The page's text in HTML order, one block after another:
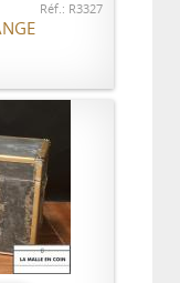
Réf.: R3327